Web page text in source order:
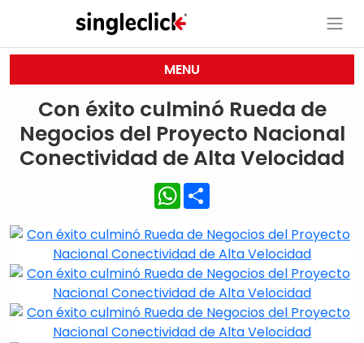
MENU
Con éxito culminó Rueda de
Negocios del Proyecto Nacional
Conectividad de Alta Velocidad
WhatsApp